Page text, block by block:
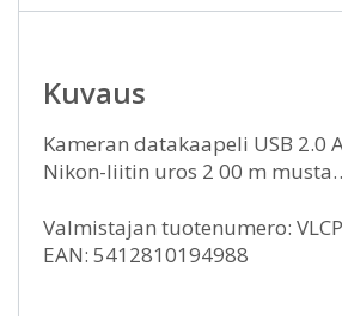
Kuvaus
Kameran datakaapeli USB 2.0
Nikon-liitin uros 2 00 m
Valmistajan tuotenumero:
EAN: 5412810194988